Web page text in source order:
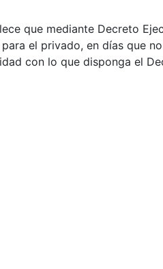
que mediante Decreto
el privado, en días que
con lo que disponga el